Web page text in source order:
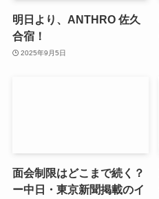
明日より、ANTHRO 佐久
合宿！
2025年9月5日
面会制限はどこまで続く？
ー中日・東京新聞掲載のイ